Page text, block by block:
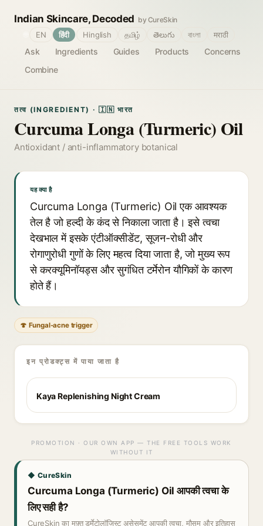
Indian Skincare, Decoded by CureSkin
Ask Ingredients Guides Products
Concerns
Combine
EN हिंदी Hinglish தமிழ் తెలుగు বাংলা मराठी
तत्व (INGREDIENT) · 🇮🇳 भारत
Curcuma Longa (Turmeric) Oil
Antioxidant / anti-inflammatory botanical
यह क्या है
Curcuma Longa (Turmeric) Oil एक आवश्यक
तेल है जो हल्दी के कंद से निकाला जाता है। इसे त्वचा
देखभाल में इसके एंटीऑक्सीडेंट, सूजन-रोधी और
रोगाणुरोधी गुणों के लिए महत्व दिया जाता है, जो मुख्य रूप
से करक्यूमिनॉयड्स और सुगंधित टर्मेरोन यौगिकों के कारण
होते हैं।
🍄 Fungal-acne trigger
इन प्रोडक्ट्स में पाया जाता है
Kaya Replenishing Night Cream
PROMOTION · OUR OWN APP — THE FREE TOOLS WORK
WITHOUT IT
◆ CureSkin
Curcuma Longa (Turmeric) Oil आपकी त्वचा के
लिए सही है?
CureSkin का मुफ़्त डर्मेटोलॉजिस्ट असेसमेंट आपकी त्वचा, मौसम और इतिहास